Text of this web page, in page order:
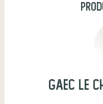
GAEC le